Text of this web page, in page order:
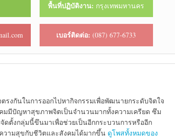
พื้นที่ปฏิบัติงาน: กรุงเทพมหานคร
เบอร์ติดต่อ: (087) 677-6733
งกันในการออกไปหากิจกรรมเพื่อพัฒนายกระดับจิตใจ
มมีปัญหาสุขภาพจิตเป็นจำนวนมากทั้งความเครียด ซึม
ดตั้งกลุ่มนี้ขึนมาเพื่อช่วยเป็นอีกกระบวนการหรืออีก
วามสุขกับชีวิตและสังคมได้มากขึ้น ดูโพสทั้งหมดของ